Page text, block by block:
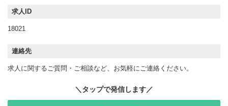
求人ID
18021
連絡先
求人に関するご質問・ご相談など、お気軽にご連絡ください。